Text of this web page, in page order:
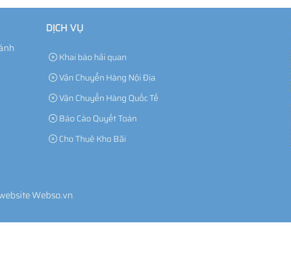
DỊCH VỤ
Khai báo hải quan
Vận Chuyển Hàng Nội Địa
Vận Chuyển Hàng Quốc Tế
Báo Cáo Quyết Toán
Cho Thuê Kho Bãi
Webso.vn